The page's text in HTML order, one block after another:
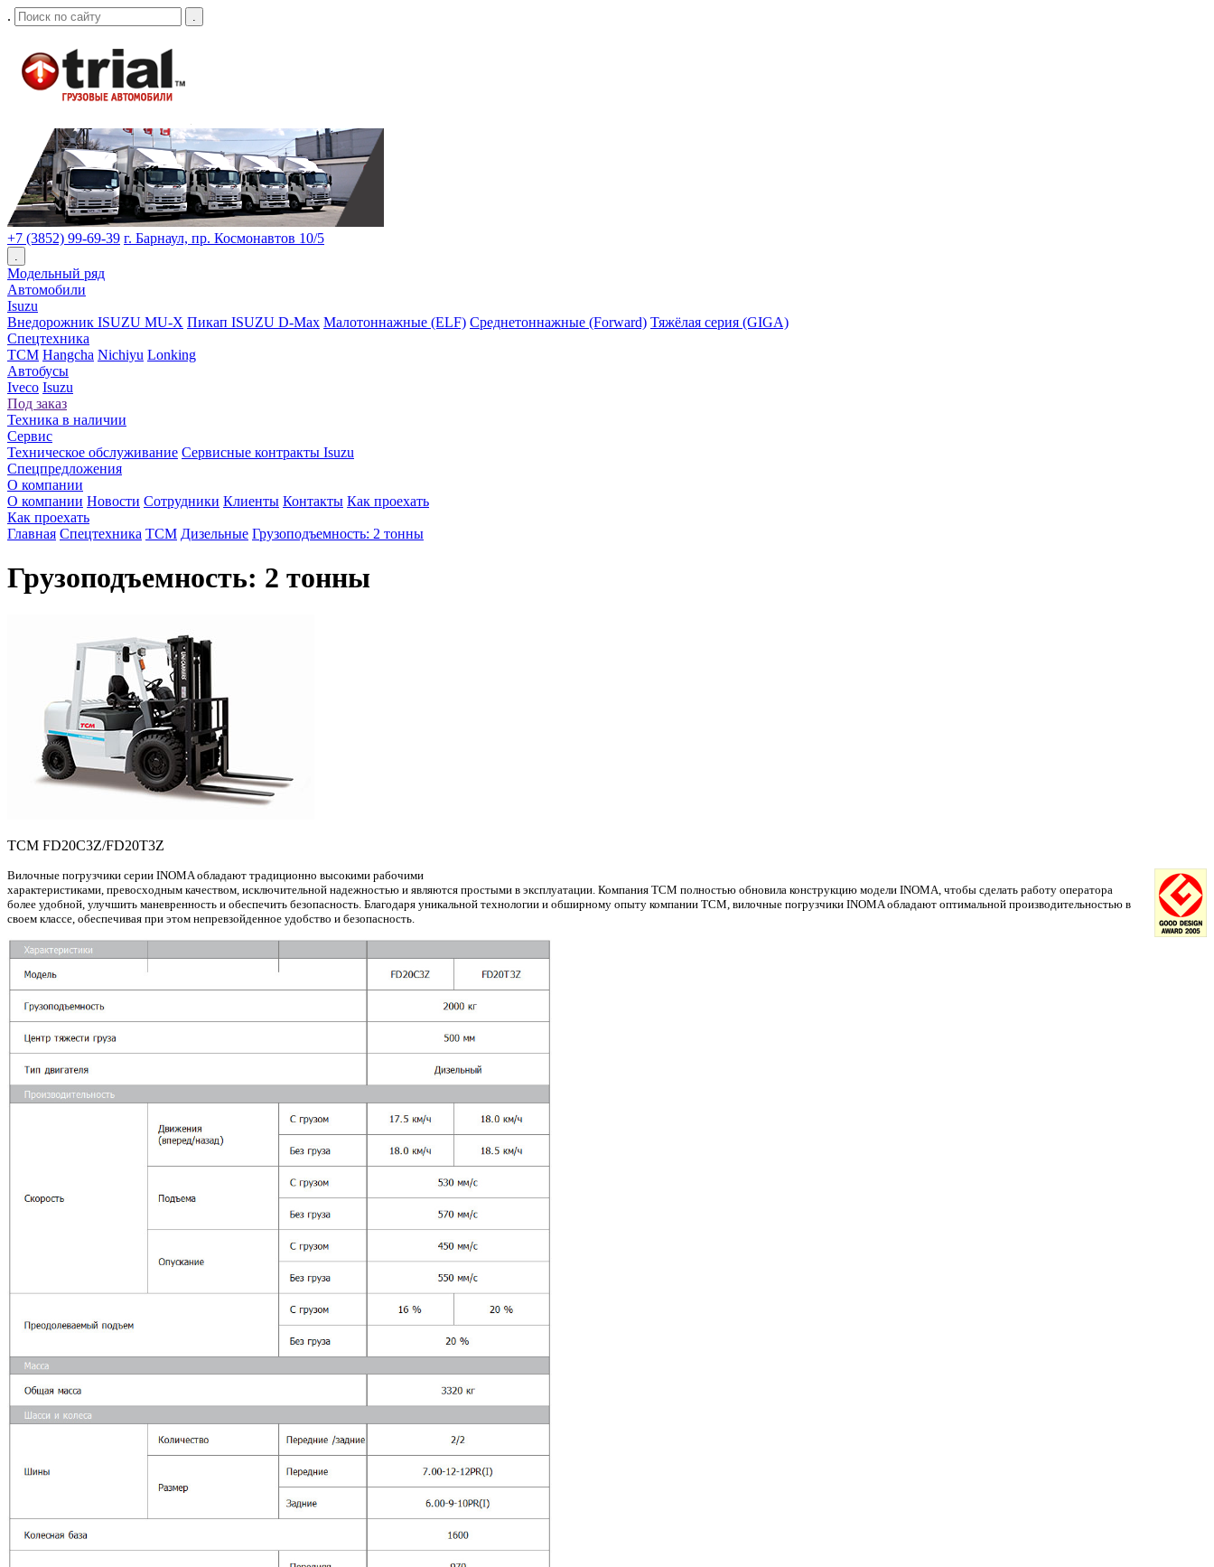
. .
+7 (3852) 99-69-39 г. Барнаул, пр. Космонавтов 10/5
.
Модельный ряд
Автомобили
Isuzu
Внедорожник ISUZU MU-X Пикап ISUZU D-Max Малотоннажные (ELF) Среднетоннажные (Forward) Тяжёлая серия (GIGA)
Спецтехника
TCM Hangcha Nichiyu Lonking
Автобусы
Iveco Isuzu
Под заказ
Техника в наличии
Сервис
Техническое обслуживание Сервисные контракты Isuzu
Спецпредложения
О компании
О компании Новости Сотрудники Клиенты Контакты Как проехать
Как проехать
Главная Спецтехника TCM Дизельные Грузоподъемность: 2 тонны
Грузоподъемность: 2 тонны
TCM FD20C3Z/FD20Т3Z
Вилочные погрузчики серии INOMA обладают традиционно высокими рабочими
характеристиками, превосходным качеством, исключительной надежностью и являются простыми в эксплуатации. Компания ТСМ полностью обновила конструкцию модели INOMA, чтобы сделать работу оператора
более удобной, улучшить маневренность и обеспечить безопасность. Благодаря уникальной технологии и обширному опыту компании ТСМ, вилочные погрузчики INOMA обладают оптимальной производительностью в
своем классе, обеспечивая при этом непревзойденное удобство и безопасность.